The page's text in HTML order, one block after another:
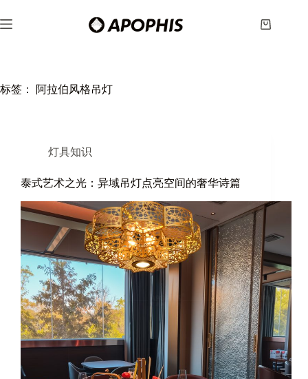
至
购
标签： 阿拉伯风格吊灯
灯具知识
泰式艺术之光：异域吊灯点亮空间的奢华诗篇